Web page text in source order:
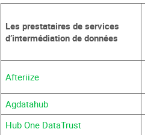
Les prestataires de services
d’intermédiation de données
Afteriize
Agdatahub
Hub One DataTrust